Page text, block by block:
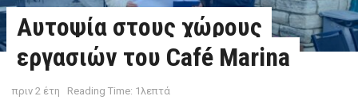
Αυτοψία στους χώρους
εργασιών του Café Marina
πριν 2 έτη Reading Time: 1λεπτά